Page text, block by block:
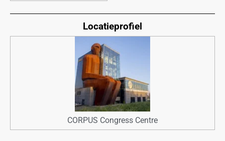
Locatieprofiel
CORPUS Congress Centre